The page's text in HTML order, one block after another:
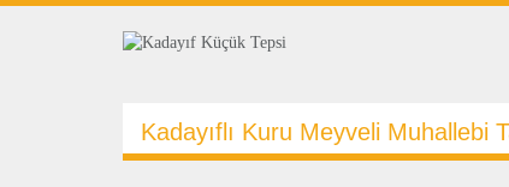
Kadayıflı Kuru Meyveli Muhallebi